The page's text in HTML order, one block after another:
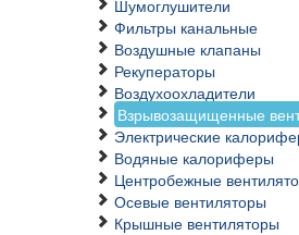
Шумоглушители
Фильтры канальные
Воздушные клапаны
Рекуператоры
Воздухоохладители
Взрывозащищенные
Электрические
Водяные калориферы
Центробежные
Осевые вентиляторы
Крышные вентиляторы